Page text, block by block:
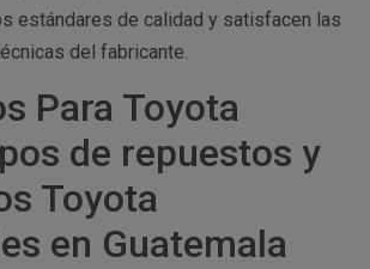
estándares de calidad y satisfacen las
del fabricante.
Para Toyota
de repuestos y
Toyota
en Guatemala